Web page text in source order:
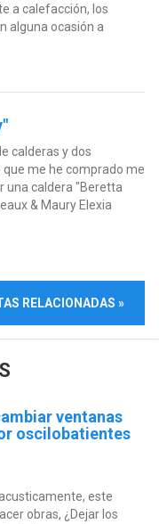
a calefacción, los
alguna ocasión a
calderas y dos
que me he comprado me
una caldera "Beretta
& Maury Elexia
RELACIONADAS »
ventanas
oscilobatientes
este
obras, ¿Dejar los